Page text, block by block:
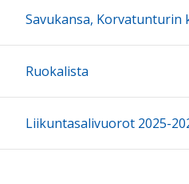
Savukansa, Korvatunturin
Ruokalista
Liikuntasalivuorot 2025-